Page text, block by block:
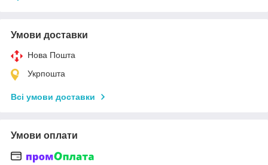
Умови доставки
Нова Пошта
Укрпошта
Всі умови доставки
Умови оплати